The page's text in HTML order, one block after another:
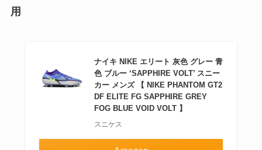
用
ナイキ NIKE エリート 灰色 グレー 青
色 ブルー ‘SAPPHIRE VOLT’ スニー
カー メンズ 【 NIKE PHANTOM GT2
DF ELITE FG SAPPHIRE GREY
FOG BLUE VOID VOLT 】
スニケス